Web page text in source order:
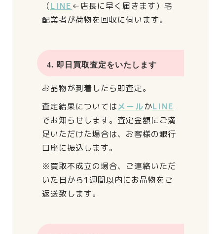
（LINE ←店長に早く届きます） 宅
配業者が荷物を回収に伺います。
4. 即日買取査定をいたします
お品物が到着したら即査定。
査定結果についてはメールかLINE
でお知らせします。 査定金額にご満
足いただけた場合は、 お客様の銀行
口座に振込します。
※買取不成立の場合、 ご連絡いただ
いた日から1週間以内にお品物をご
返送致します。